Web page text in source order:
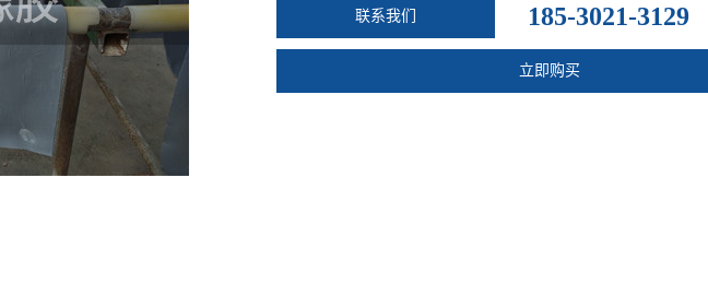
联系我们 185-3021-3129
立即购买